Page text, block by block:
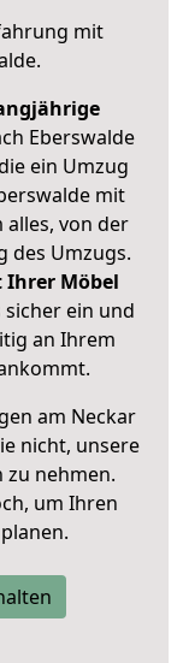
mit
.
Eberswalde
ein Umzug
mit
von der
des Umzugs.
Ihrer Möbel
sicher ein und
an Ihrem
am Neckar
nicht, unsere
zu nehmen.
um Ihren